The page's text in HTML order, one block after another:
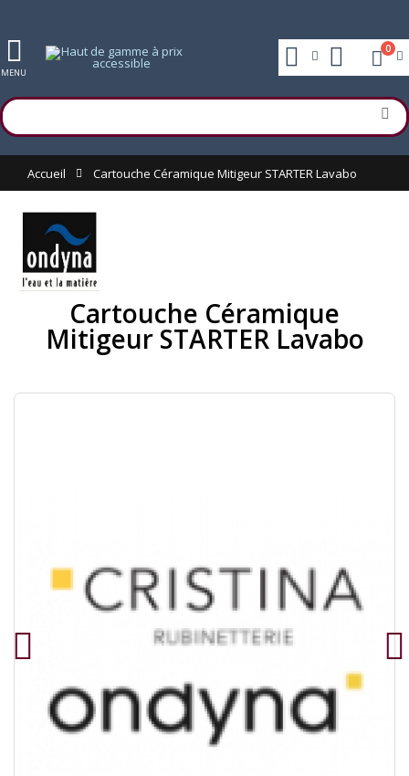
MENU
0
Accueil Cartouche Céramique Mitigeur STARTER Lavabo
Cartouche Céramique
Mitigeur STARTER Lavabo